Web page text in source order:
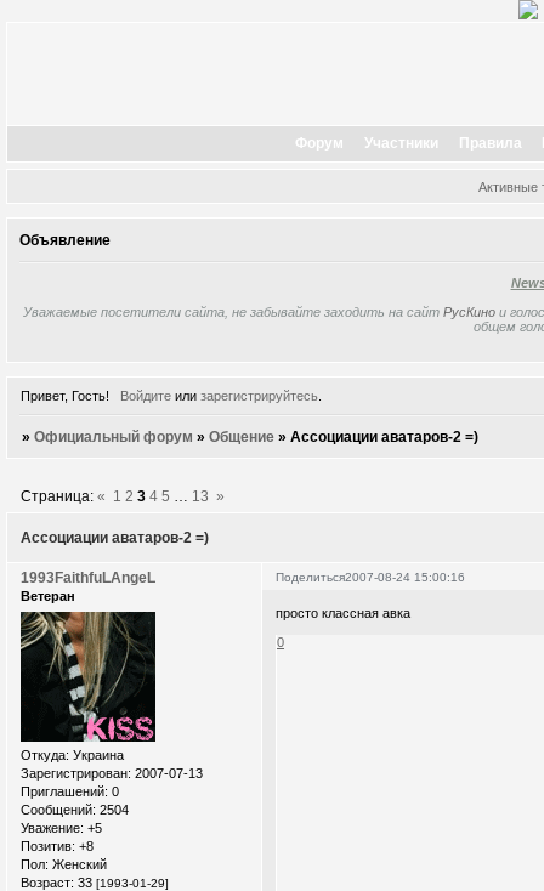
Форум Участники Правила
Активные
Объявление
Уважаемые посетители сайта, не забывайте заходить на сайт РусКино и
общем
Привет, Гость! Войдитеили зарегистрируйтесь.
»Официальный форум »Общение »Ассоциации аватаров-2 =)
Ассоциации аватаров-2 =)
Страница:« 1 2 3 4 5 … 13 »
Поделиться2007-08-24 15:00:16
1993FaithfuLAngeL
Ветеран
Откуда: Украина
Зарегистрирован: 2007-07-13
Приглашений: 0
Сообщений: 2504
Уважение: +5
Позитив: +8
Пол: Женский
Возраст: 33 [1993-01-29]
просто классная авка
0